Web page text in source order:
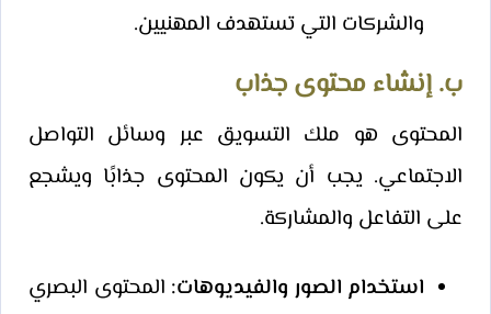
والشركات التي تستهدف المهنيين.
ب. إنشاء محتوى جذاب
المحتوى هو ملك التسويق عبر وسائل التواصل
الاجتماعي. يجب أن يكون المحتوى جذابًا ويشجع
على التفاعل والمشاركة.
استخدام الصور والفيديوهات: المحتوى البصري